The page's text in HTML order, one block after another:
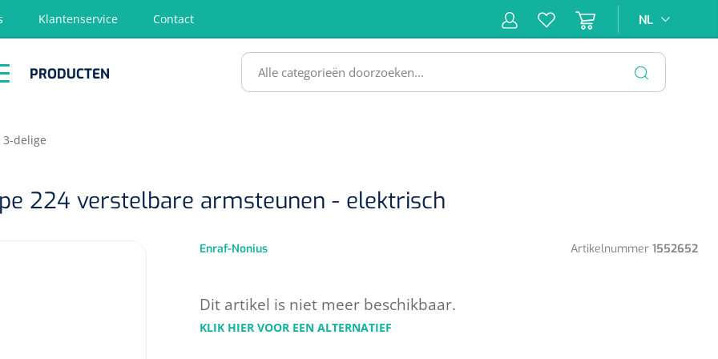
Klantenservice Contact NL
PRODUCTEN
3-delige
224 verstelbare armsteunen - elektrisch
Enraf-Nonius Artikelnummer 1552652
Dit artikel is niet meer beschikbaar.
KLIK HIER VOOR EEN ALTERNATIEF